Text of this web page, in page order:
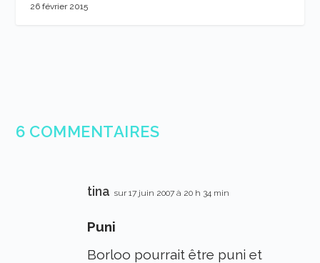
26 février 2015
6 COMMENTAIRES
tina sur 17 juin 2007 à 20 h 34 min
Puni
Borloo pourrait être puni et